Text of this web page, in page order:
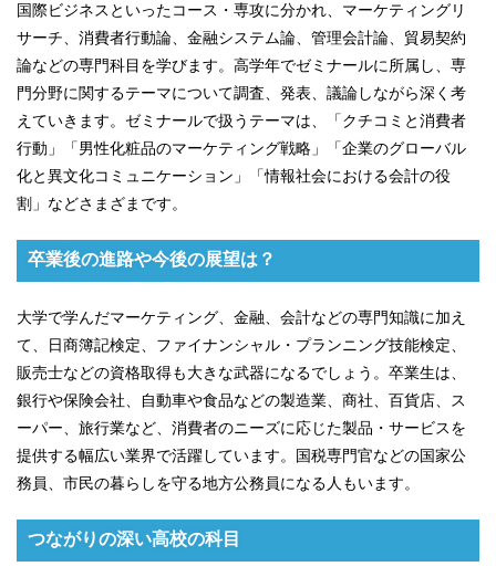
国際ビジネスといったコース・専攻に分かれ、マーケティングリ
サーチ、消費者行動論、金融システム論、管理会計論、貿易契約
論などの専門科目を学びます。高学年でゼミナールに所属し、専
門分野に関するテーマについて調査、発表、議論しながら深く考
えていきます。ゼミナールで扱うテーマは、「クチコミと消費者
行動」「男性化粧品のマーケティング戦略」「企業のグローバル
化と異文化コミュニケーション」「情報社会における会計の役
割」などさまざまです。
卒業後の進路や今後の展望は？
大学で学んだマーケティング、金融、会計などの専門知識に加え
て、日商簿記検定、ファイナンシャル・プランニング技能検定、
販売士などの資格取得も大きな武器になるでしょう。卒業生は、
銀行や保険会社、自動車や食品などの製造業、商社、百貨店、ス
ーパー、旅行業など、消費者のニーズに応じた製品・サービスを
提供する幅広い業界で活躍しています。国税専門官などの国家公
務員、市民の暮らしを守る地方公務員になる人もいます。
つながりの深い高校の科目